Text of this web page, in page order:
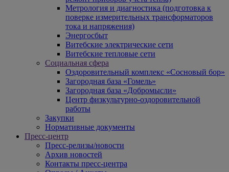
Метрология и диагностика (подготовка к
поверке измерительных трансформаторов
тока и напряжения)
Энергосбыт
Витебские электрические сети
Витебские тепловые сети
Социальная сфера
Оздоровительный комплекс «Сосновый бор»
Загородная база «Гомель»
Загородная база «Добромысли»
Центр физкультурно-оздоровительной
работы
Закупки
Нормативные документы
Пресс-центр
Пресс-релизы/новости
Архив новостей
Контакты пресс-центра